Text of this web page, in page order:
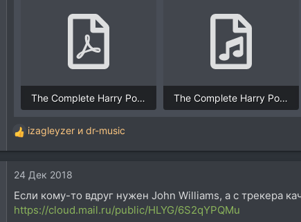
The Complete Harry Potter.pdf The Complete Harry Potter.mp3
Р
е
к
и
и
izagleyzer и dr-music
24 Дек 2018
Если кому-то вдруг нужен John Williams, а с трекера
https://cloud.mail.ru/public/HLYG/6S2qYPQMu